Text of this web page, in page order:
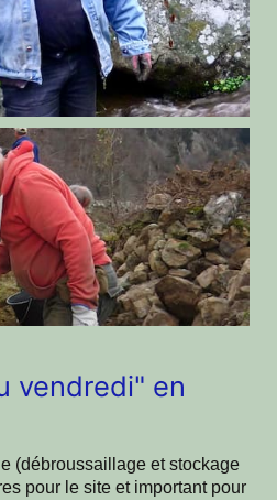
vendredi" en
(débroussaillage et stockage
pour le site et important pour